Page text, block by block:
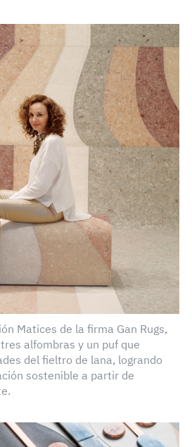
Matices de la firma Gan Rugs,
alfombras y un puf que
del fieltro de lana, logrando
sostenible a partir de